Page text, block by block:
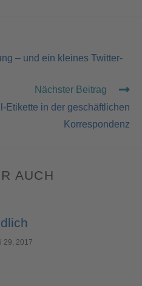
– und ein kleines Twitter-
Nächster Beitrag
Etikette in der geschäftlichen
Korrespondenz
AUCH
29, 2017